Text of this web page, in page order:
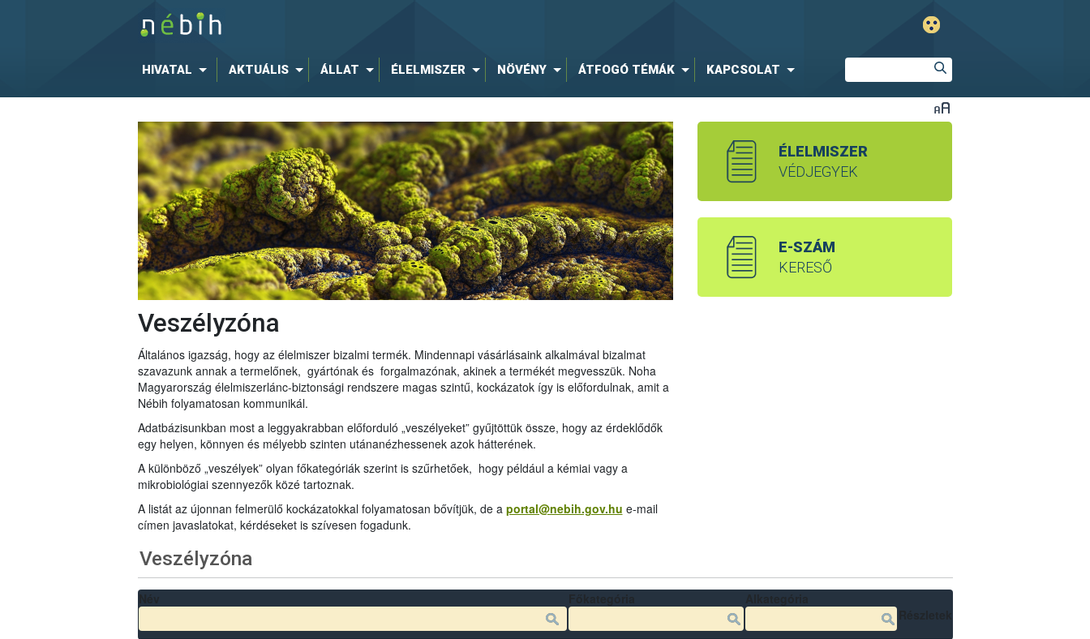
HIVATAL AKTUÁLIS ÁLLAT ÉLELMISZER NÖVÉNY ÁTFOGÓ TÉMÁK KAPCSOLAT
Veszélyzóna
Általános igazság, hogy az élelmiszer bizalmi termék. Mindennapi vásárlásaink alkalmával bizalmat
szavazunk annak a termelőnek, gyártónak és forgalmazónak, akinek a termékét megvesszük. Noha
Magyarország élelmiszerlánc-biztonsági rendszere magas szintű, kockázatok így is előfordulnak, amit a
Nébih folyamatosan kommunikál.
Adatbázisunkban most a leggyakrabban előforduló „veszélyeket” gyűjtöttük össze, hogy az érdeklődők
egy helyen, könnyen és mélyebb szinten utánanézhessenek azok hátterének.
A különböző „veszélyek” olyan főkategóriák szerint is szűrhetőek, hogy például a kémiai vagy a
mikrobiológiai szennyezők közé tartoznak.
A listát az újonnan felmerülő kockázatokkal folyamatosan bővítjük, de a portal@nebih.gov.hu e-mail
címen javaslatokat, kérdéseket is szívesen fogadunk.
ÉLELMISZER
VÉDJEGYEK
E-SZÁM
KERESŐ
Veszélyzóna